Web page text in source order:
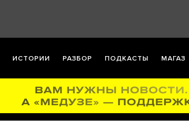
ИСТОРИИ РАЗБОР ПОДКАСТЫ МАГАЗ